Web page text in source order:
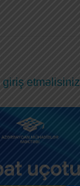
giriş etməlisiniz